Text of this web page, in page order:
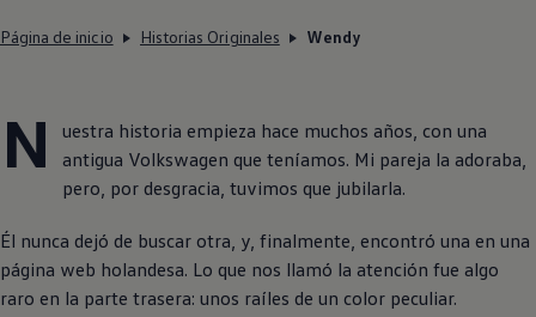
Página de inicio Historias Originales Wendy
N
uestra historia empieza hace muchos años, con una
antigua Volkswagen que teníamos. Mi pareja la adoraba,
pero, por desgracia, tuvimos que jubilarla.
Él nunca dejó de buscar otra, y, finalmente, encontró una en una
página web holandesa. Lo que nos llamó la atención fue algo
raro en la parte trasera: unos raíles de un color peculiar.